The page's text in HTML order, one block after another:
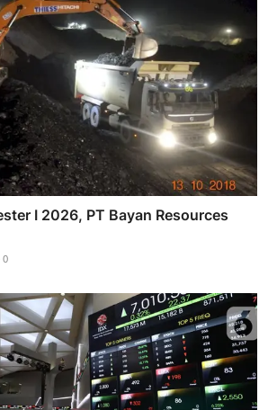
I 2026, PT Bayan Resources
0